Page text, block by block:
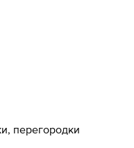
перегородки